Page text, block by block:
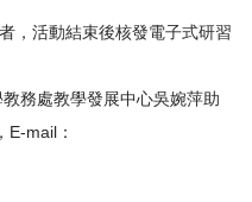
，活動結束後核發電子式研習
務處教學發展中心吳婉萍助
mail：